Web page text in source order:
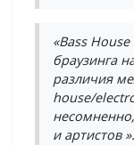
«Bass
браузинга
различия
house/
и артистов